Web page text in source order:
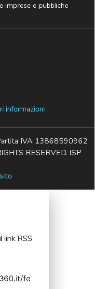
imprese e pubbliche
informazioni
IVA 13868590962
RESERVED. ISP
link RSS